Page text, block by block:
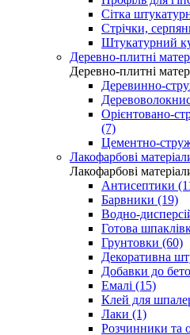
Сітка
Стрічки,
Штукатурний
Деревно-плитні
Деревно-плитні
Деревинно-
Орієнтовано-
(7)
Цементно-
Лакофарбові
Лакофарбові
Антисептики
Барвники (19)
Водно-
Готова
Грунтовки (60)
Декоративна
Добавки до
Емалі (15)
Клей для
Лаки (1)
Розчинники та